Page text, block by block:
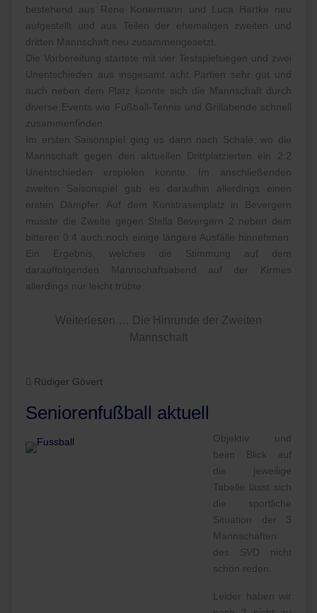
bestehend aus Rene Konermann und Luca Hartke neu
aufgestellt und aus Teilen der ehemaligen zweiten und
dritten Mannschaft neu zusammengesetzt.
Die Vorbereitung startete mit vier Testspielsiegen und zwei
Unentschieden aus insgesamt acht Partien sehr gut und
auch neben dem Platz konnte sich die Mannschaft durch
diverse Events wie Fußball-Tennis und Grillabende schnell
zusammenfinden.
Im ersten Saisonspiel ging es dann nach Schale, wo die
Mannschaft gegen den aktuellen Drittplatzierten ein 2:2
Unentschieden erspielen konnte. Im anschließenden
zweiten Saisonspiel gab es daraufhin allerdings einen
ersten Dämpfer. Auf dem Kunstrasenplatz in Bevergern
musste die Zweite gegen Stella Bevergern 2 neben dem
bitteren 0:4 auch noch einige längere Ausfälle hinnehmen.
Ein Ergebnis, welches die Stimmung auf dem
darauffolgenden Mannschaftsabend auf der Kirmes
allerdings nur leicht trübte.
Weiterlesen … Die Hinrunde der Zweiten
Mannschaft
Rüdiger Gövert
Seniorenfußball aktuell
Objektiv und
beim Blick auf
die jeweilige
Tabelle lässt sich
die sportliche
Situation der 3
Mannschaften
des SVD nicht
schön reden.
Leider haben wir